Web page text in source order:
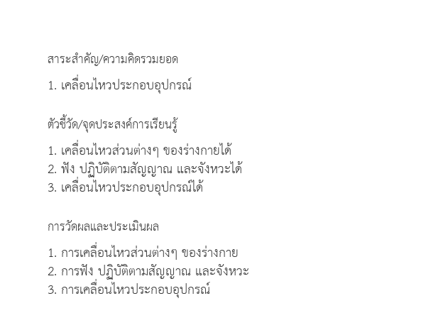
สาระสำคัญ/ความคิดรวมยอด
1. เคลื่อนไหวประกอบอุปกรณ์
ตัวชี้วัด/จุดประสงค์การเรียนรู้
1. เคลื่อนไหวส่วนต่างๆ ของร่างกายได้
2. ฟัง ปฏิบัติตามสัญญาณ และจังหวะได้
3. เคลื่อนไหวประกอบอุปกรณ์ได้
การวัดผลและประเมินผล
1. การเคลื่อนไหวส่วนต่างๆ ของร่างกาย
2. การฟัง ปฏิบัติตามสัญญาณ และจังหวะ
3. การเคลื่อนไหวประกอบอุปกรณ์